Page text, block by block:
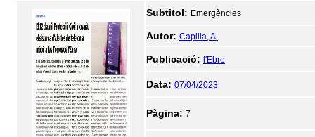
Subtitol: Emergències
Autor: Capilla, A.
Publicació: l'Ebre
Data: 07/04/2023
Pàgina: 7